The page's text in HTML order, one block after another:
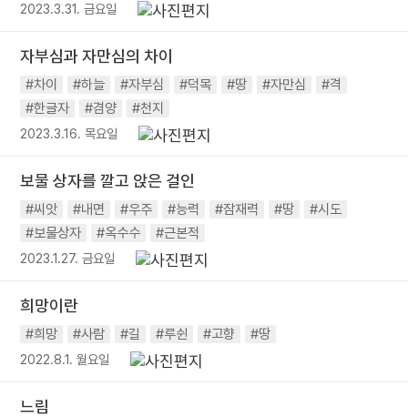
2023.3.31. 금요일
자부심과 자만심의 차이
#차이 #하늘 #자부심 #덕목 #땅 #자만심
#격
#한글자
#겸양 #천지
2023.3.16. 목요일
보물 상자를 깔고 앉은 걸인
#씨앗 #내면 #우주 #능력 #잠재력 #땅
#시도
#보물상자
#옥수수 #근본적
2023.1.27. 금요일
희망이란
#희망 #사람 #길 #루쉰 #고향 #땅
2022.8.1. 월요일
느림